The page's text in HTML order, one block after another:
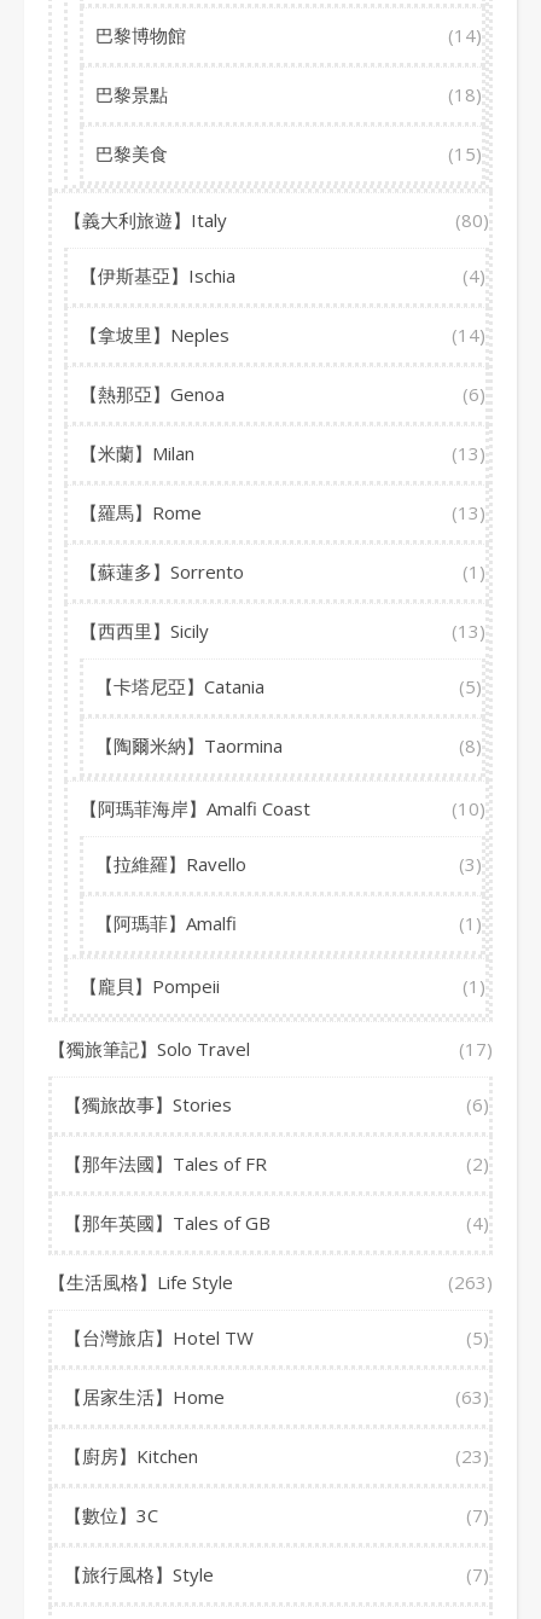
巴黎博物館 (14)
巴黎景點 (18)
巴黎美食 (15)
【義大利旅遊】Italy (80)
【伊斯基亞】Ischia (4)
【拿坡里】Neples (14)
【熱那亞】Genoa (6)
【米蘭】Milan (13)
【羅馬】Rome (13)
【蘇蓮多】Sorrento (1)
【西西里】Sicily (13)
【卡塔尼亞】Catania (5)
【陶爾米納】Taormina (8)
【阿瑪菲海岸】Amalfi Coast (10)
【拉維羅】Ravello (3)
【阿瑪菲】Amalfi (1)
【龐貝】Pompeii (1)
【獨旅筆記】Solo Travel (17)
【獨旅故事】Stories (6)
【那年法國】Tales of FR (2)
【那年英國】Tales of GB (4)
【生活風格】Life Style (263)
【台灣旅店】Hotel TW (5)
【居家生活】Home (63)
【廚房】Kitchen (23)
【數位】3C (7)
【旅行風格】Style (7)